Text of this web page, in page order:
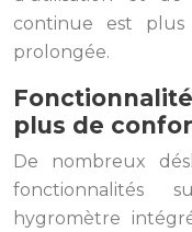
continue est
prolongée.
plus de
De nombreux
fonctionnalités
hygromètre